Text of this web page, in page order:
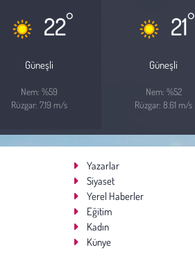
22°
Güneşli
Nem: %59
Rüzgar: 7.19 m/s
21°
Güneşli
Nem: %52
Rüzgar: 8.61 m/s
Yazarlar
Siyaset
Yerel Haberler
Eğitim
Kadın
Künye